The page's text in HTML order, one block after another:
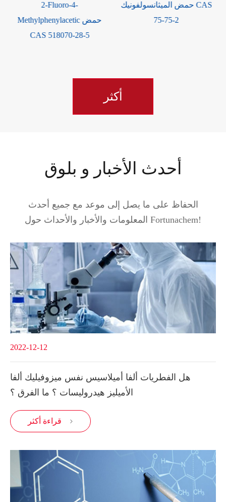
حمض الميثانسولفونيك CAS
75-75-2
2-(3-Benzoylphenyl)
بروبيونيتريل CAS 42872-30-0
أكثر
أحدث الأخبار و بلوق
الحفاظ على ما يصل إلى موعد مع جميع أحدث
المعلومات والأخبار والأحداث حول Fortunachem!
2022-12-12
هل الفطريات ألفا أميلاسيس نفس ميزوفيليك ألفا
الأميليز هيدروليسات ؟ ما الفرق ؟
قراءة أكثر 